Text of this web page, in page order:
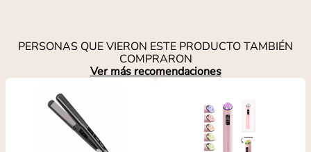
PERSONAS QUE VIERON ESTE PRODUCTO TAMBIÉN
COMPRARON
Ver más recomendaciones